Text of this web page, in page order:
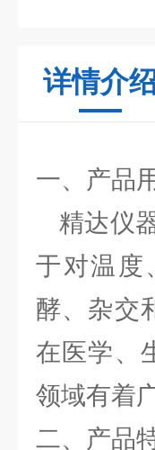
详情介
一、产品
精达仪
于对温度
酵、杂交
在医学、
领域有着
二、产品